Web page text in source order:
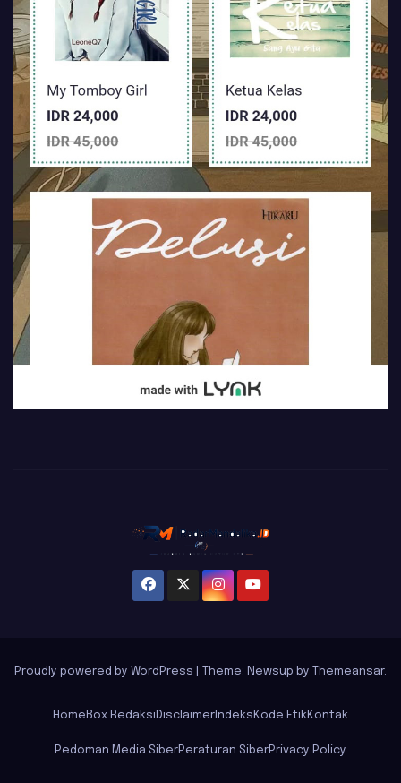
Proudly powered by WordPress Theme: Newsup by Themeansar.
Home Box Redaksi Disclaimer Indeks Kode Etik Kontak
Pedoman Media SiberPeraturan SiberPrivacy Policy